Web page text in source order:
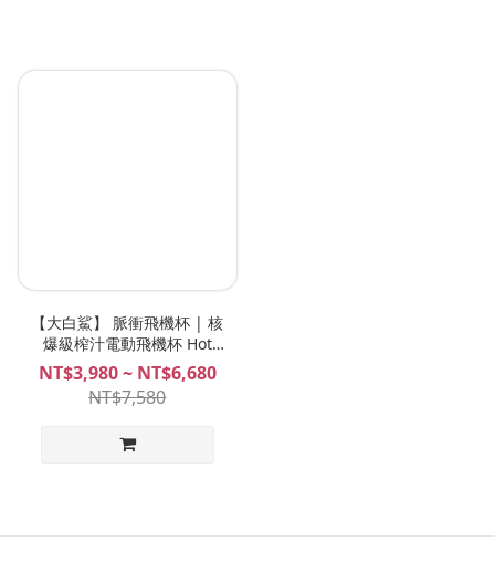
【大白鯊】 脈衝飛機杯 | 核
爆級榨汁電動飛機杯 Hot
Octopuss Pulse Solo
Essential / Lux / Duo
NT$3,980 ~ NT$6,680
NT$7,580